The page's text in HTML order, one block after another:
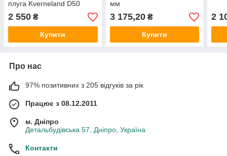
плуга Kverneland D50
2 550 ₴
Купити
мм
3 175,20₴
Купити
2
Про нас
97% позитивних з 205 відгуків за рік
Працює з 08.12.2011
м. Дніпро
Детальбудівська 57, Дніпро, Україна
Контакти